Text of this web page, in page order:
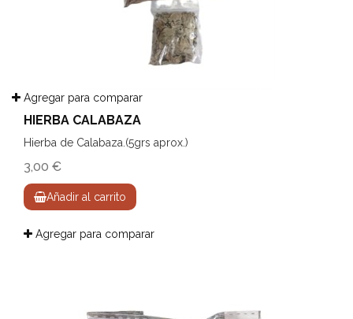
Agregar para comparar
HIERBA CALABAZA
Hierba de Calabaza.(5grs aprox.)
3,00 €
Añadir al carrito
Agregar para comparar